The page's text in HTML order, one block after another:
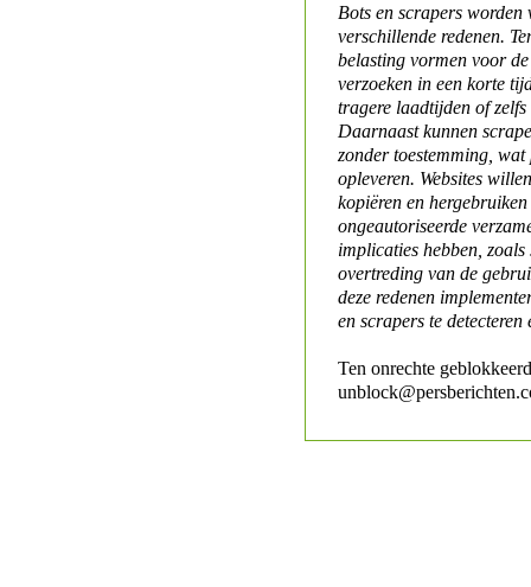
Bots en scrapers worden
verschillende redenen.
belasting vormen voor
verzoeken in een korte
tragere laadtijden of
Daarnaast kunnen
zonder toestemming,
opleveren. Websites
kopiëren en
ongeautoriseerde
implicaties hebben,
overtreding van de
deze redenen
en scrapers te detecteren
Ten onrechte